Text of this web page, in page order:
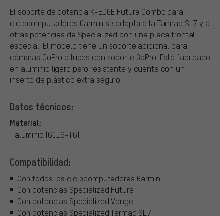
El soporte de potencia K-EDGE Future Combo para
ciclocomputadores Garmin se adapta a la Tarmac SL7 y a
otras potencias de Specialized con una placa frontal
especial. El modelo tiene un soporte adicional para
cámaras GoPro o luces con soporte GoPro. Está fabricado
en aluminio ligero pero resistente y cuenta con un
inserto de plástico extra seguro.
Datos técnicos:
Material:
aluminio (6016-T6)
Compatibilidad:
Con todos los ciclocomputadores Garmin
Con potencias Specialized Future
Con potencias Specialized Venge
Con potencias Specialized Tarmac SL7